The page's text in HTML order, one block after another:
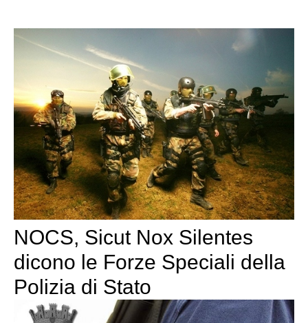
NOCS, Sicut Nox Silentes
dicono le Forze Speciali della
Polizia di Stato